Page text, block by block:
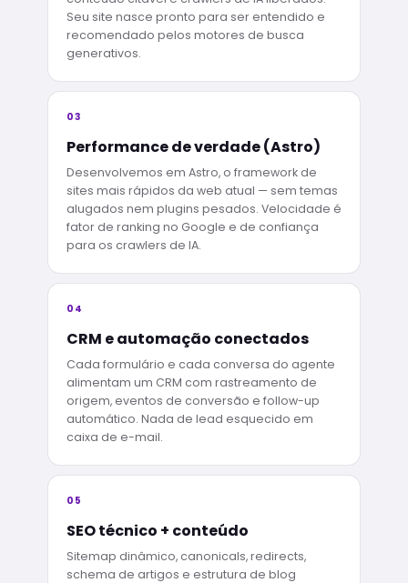
Seu site nasce pronto para ser entendido e
recomendado pelos motores de busca
generativos.
03
Performance de verdade (Astro)
Desenvolvemos em Astro, o framework de
sites mais rápidos da web atual — sem temas
alugados nem plugins pesados. Velocidade é
fator de ranking no Google e de confiança
para os crawlers de IA.
04
CRM e automação conectados
Cada formulário e cada conversa do agente
alimentam um CRM com rastreamento de
origem, eventos de conversão e follow-up
automático. Nada de lead esquecido em
caixa de e-mail.
05
SEO técnico + conteúdo
Sitemap dinâmico, canonicals, redirects,
schema de artigos e estrutura de blog